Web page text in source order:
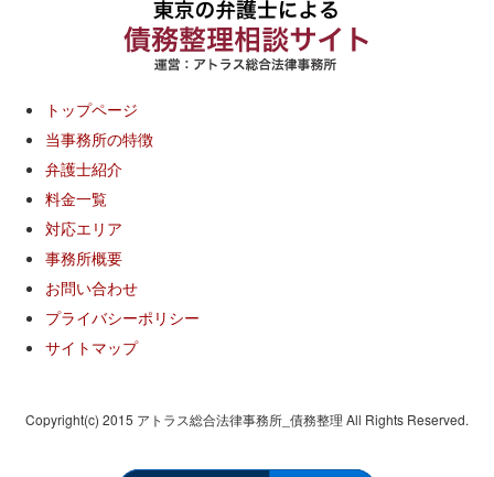
トップページ
当事務所の特徴
弁護士紹介
料金一覧
対応エリア
事務所概要
お問い合わせ
プライバシーポリシー
サイトマップ
Copyright(c) 2015 アトラス総合法律事務所_債務整理 All Rights Reserved.